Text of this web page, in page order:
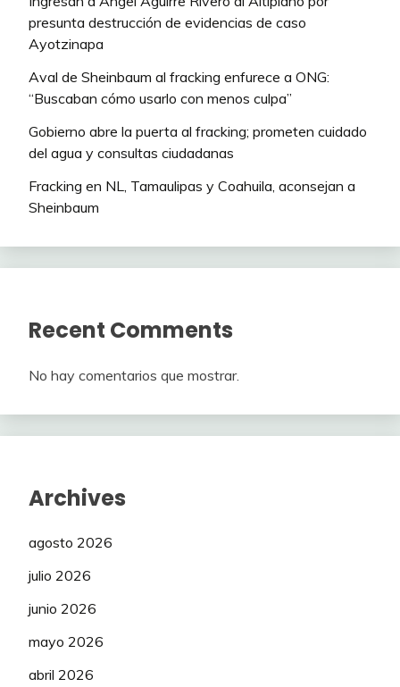
presunta destrucción de evidencias de caso
Ayotzinapa
Aval de Sheinbaum al fracking enfurece a ONG:
“Buscaban cómo usarlo con menos culpa”
Gobierno abre la puerta al fracking; prometen cuidado
del agua y consultas ciudadanas
Fracking en NL, Tamaulipas y Coahuila, aconsejan a
Sheinbaum
Recent Comments
No hay comentarios que mostrar.
Archives
agosto 2026
julio 2026
junio 2026
mayo 2026
abril 2026